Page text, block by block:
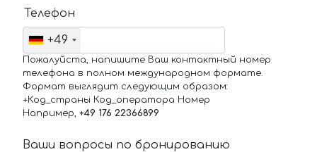
Телефон
+49
Пожалуйста, напишите Ваш контактный номер
телефона в полном международном формате.
Формат выглядит следующим образом:
+Код_страны Код_оператора Номер
Например, +49 176 22366899
Ваши вопросы по бронированию